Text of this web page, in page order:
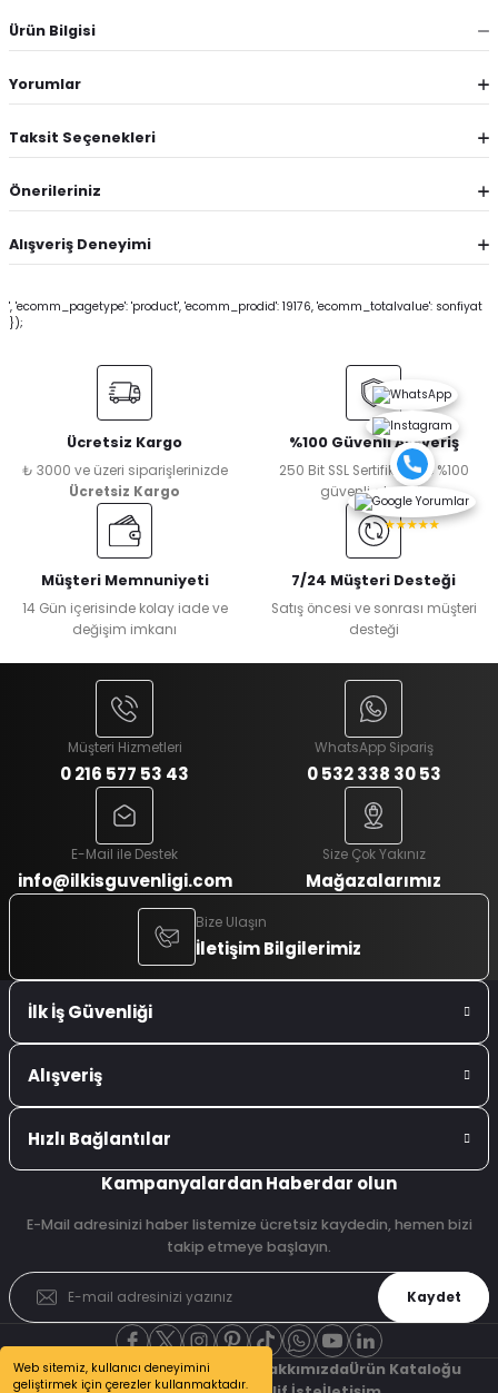
Web sitemiz, kullanıcı deneyimini
geliştirmek için çerezler kullanmaktadır.
Ürün Bilgisi
Yorumlar
Taksit Seçenekleri
Önerileriniz
Alışveriş Deneyimi
', 'ecomm_pagetype': 'product', 'ecomm_prodid': 19176, 'ecomm_totalvalue': sonfiyat
});
Ücretsiz Kargo
₺ 3000 ve üzeri siparişlerinizde
Ücretsiz Kargo
%100 Güvenli Alışveriş
250 Bit SSL Sertifikası ile %100
güvenli alışveriş
Müşteri Memnuniyeti
14 Gün içerisinde kolay iade ve
değişim imkanı
7/24 Müşteri Desteği
Satış öncesi ve sonrası müşteri
desteği
Müşteri Hizmetleri
0 216 577 53 43
WhatsApp Sipariş
0 532 338 30 53
E-Mail ile Destek
info@ilkisguvenligi.com
Size Çok Yakınız
Mağazalarımız
Bize Ulaşın
İletişim Bilgilerimiz
İlk İş Güvenliği
Alışveriş
Hızlı Bağlantılar
★★★★★
Kampanyalardan Haberdar olun
E-Mail adresinizi haber listemize ücretsiz kaydedin, hemen bizi
takip etmeye başlayın.
Kaydet
ŞubelerimizReferanslarımız HakkımızdaÜrün Kataloğu